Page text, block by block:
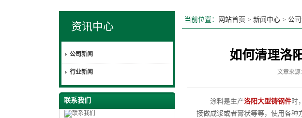
资讯中心
公司新闻
行业新闻
联系我们
当前位置： 网站首页 > 新闻中心 > 公
如何清理洛
文章来源
涂料是生产洛阳大型铸钢件时
接做成浆或者膏状等等，使用各种